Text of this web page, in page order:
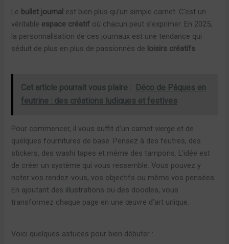
Le bullet journal est bien plus qu’un simple carnet. C’est un
véritable espace créatif où chacun peut s’exprimer. En 2025,
la personnalisation de ces journaux est une tendance qui
séduit de plus en plus de passionnés de loisirs créatifs
Cet article pourrait vous plaire :
Déco de Pâques en
feutrine : des créations ludiques et festives
Pour commencer, il vous suffit d’un carnet vierge et de
quelques fournitures de base. Pensez à des feutres, des
stickers, des washi tapes et même des tampons. L’idée est
de créer un système qui vous ressemble. Vous pouvez y
noter vos rendez-vous, vos objectifs ou même vos pensées.
En ajoutant des illustrations ou des doodles, vous
transformez chaque page en une œuvre d’art unique.
Voici quelques astuces pour bien débuter :